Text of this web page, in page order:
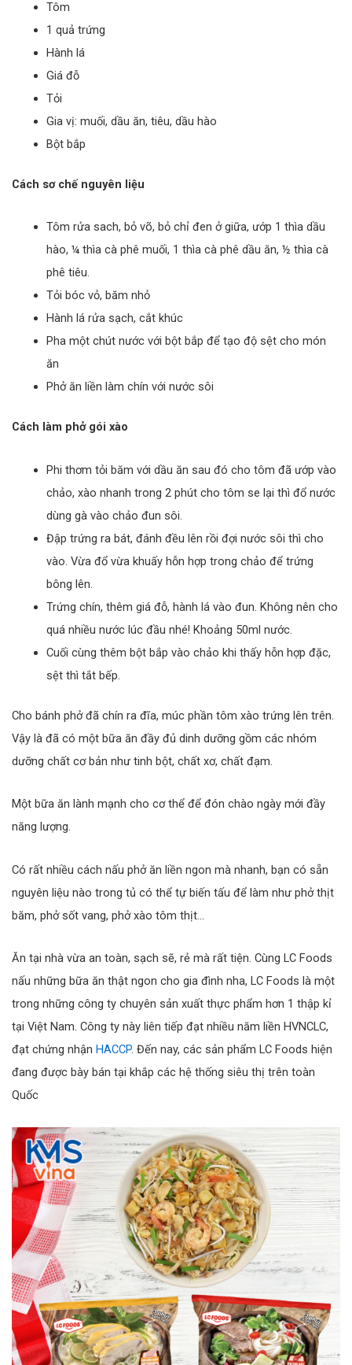
Tôm
1 quả trứng
Hành lá
Giá đỗ
Tỏi
Gia vị: muối, dầu ăn, tiêu, dầu hào
Bột bắp
Cách sơ chế nguyên liệu
Tôm rửa sach, bỏ võ, bỏ chỉ đen ở giữa, ướp 1 thìa dầu
hào, ¼ thìa cà phê muối, 1 thìa cà phê dầu ăn, ½ thìa cà
phê tiêu.
Tỏi bóc vỏ, băm nhỏ
Hành lá rửa sạch, cắt khúc
Pha một chút nước với bột bắp để tạo độ sệt cho món
ăn
Phở ăn liền làm chín với nước sôi
Cách làm phở gói xào
Phi thơm tỏi băm với dầu ăn sau đó cho tôm đã ướp vào
chảo, xào nhanh trong 2 phút cho tôm se lại thì đổ nước
dùng gà vào chảo đun sôi.
Đập trứng ra bát, đánh đều lên rồi đợi nước sôi thì cho
vào. Vừa đổ vừa khuấy hỗn hợp trong chảo để trứng
bông lên.
Trứng chín, thêm giá đỗ, hành lá vào đun. Không nên cho
quá nhiều nước lúc đầu nhé! Khoảng 50ml nước.
Cuối cùng thêm bột bắp vào chảo khi thấy hỗn hợp đặc,
sệt thì tắt bếp.
Cho bánh phở đã chín ra đĩa, múc phần tôm xào trứng lên trên.
Vậy là đã có một bữa ăn đầy đủ dinh dưỡng gồm các nhóm
dưỡng chất cơ bản như tinh bột, chất xơ, chất đạm.
Một bữa ăn lành mạnh cho cơ thể để đón chào ngày mới đầy
năng lượng.
Có rất nhiều cách nấu phở ăn liền ngon mà nhanh, bạn có sẵn
nguyên liệu nào trong tủ có thể tự biến tấu để làm như phở thịt
băm, phở sốt vang, phở xào tôm thịt…
Ăn tại nhà vừa an toàn, sạch sẽ, rẻ mà rất tiện. Cùng LC Foods
nấu những bữa ăn thật ngon cho gia đình nha, LC Foods là một
trong những công ty chuyên sản xuất thực phẩm hơn 1 thập kỉ
tại Việt Nam. Công ty này liên tiếp đạt nhiều năm liền HVNCLC,
đạt chứng nhận HACCP. Đến nay, các sản phẩm LC Foods hiện
đang được bày bán tại khắp các hệ thống siêu thị trên toàn
Quốc